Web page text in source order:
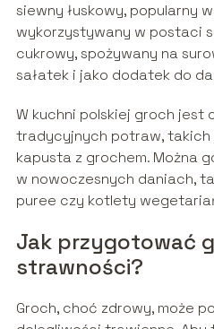
siewny łuskowy, popularny
wykorzystywany w postaci
cukrowy, spożywany na
sałatek i jako dodatek do
W kuchni polskiej groch jest
tradycyjnych potraw, takich
kapusta z grochem. Można
w nowoczesnych daniach,
puree czy kotlety
Jak przygotować
strawności?
Groch, choć zdrowy, może